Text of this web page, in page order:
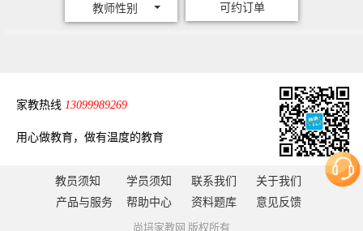
教师性别 可约订单
家教热线 13099989269
用心做教育，做有温度的教育
教员须知 学员须知 联系我们
关于我们
产品与服务
帮助中心 资料题库 意见反馈
尚培家教网 版权所有